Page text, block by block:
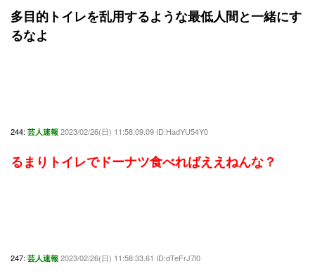
多目的トイレを乱用するような最低人間と一緒にす
るなよ
244: 芸人速報 2023/02/26(日) 11:58:09.09 ID:HadYU54Y0
るまりトイレでドーナツ食べればええねんな？
247: 芸人速報 2023/02/26(日) 11:58:33.61 ID:dTeFrJ7l0